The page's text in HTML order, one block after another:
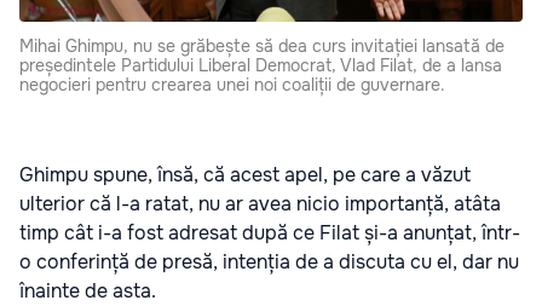
Mihai Ghimpu, nu se grăbește să dea curs invitației lansată de
președintele Partidului Liberal Democrat, Vlad Filat, de a lansa
negocieri pentru crearea unei noi coaliții de guvernare.
Ghimpu spune, însă, că acest apel, pe care a văzut
ulterior că l-a ratat, nu ar avea nicio importanță, atâta
timp cât i-a fost adresat după ce Filat și-a anunțat, într-
o conferință de presă, intenția de a discuta cu el, dar nu
înainte de asta.